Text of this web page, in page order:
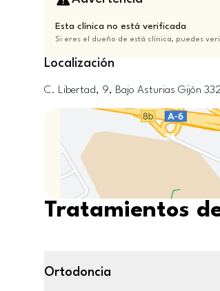
Esta clínica no está verificada
Si eres el dueño de está clínica, puedes
Localización
C. Libertad, 9, Bajo Asturias Gijón
Tratamientos
Ortodoncia